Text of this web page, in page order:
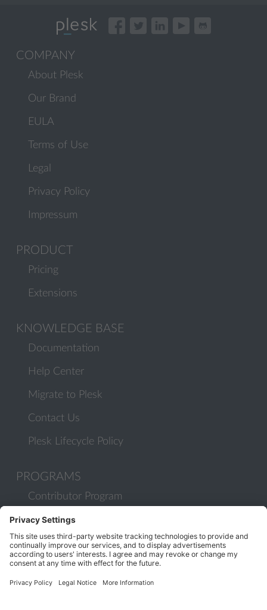
COMPANY
About Plesk
Our Brand
EULA
Terms of Use
Legal
Privacy Policy
Impressum
PRODUCT
Pricing
Extensions
KNOWLEDGE BASE
Documentation
Help Center
Migrate to Plesk
Contact Us
Plesk Lifecycle Policy
PROGRAMS
Contributor Program
Partner Program
COMMUNITY